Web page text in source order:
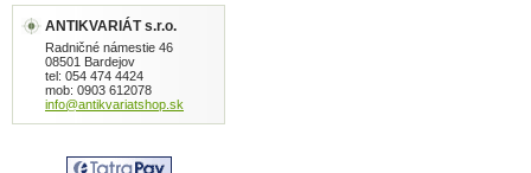
ANTIKVARIÁT s.r.o.
Radničné námestie 46
08501 Bardejov
tel: 054 474 4424
mob: 0903 612078
info@antikvariatshop.sk